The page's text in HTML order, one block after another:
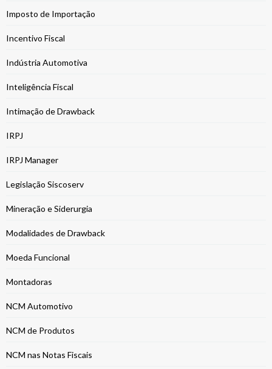
Imposto de Importação
Incentivo Fiscal
Indústria Automotiva
Inteligência Fiscal
Intimação de Drawback
IRPJ
IRPJ Manager
Legislação Siscoserv
Mineração e Siderurgia
Modalidades de Drawback
Moeda Funcional
Montadoras
NCM Automotivo
NCM de Produtos
NCM nas Notas Fiscais